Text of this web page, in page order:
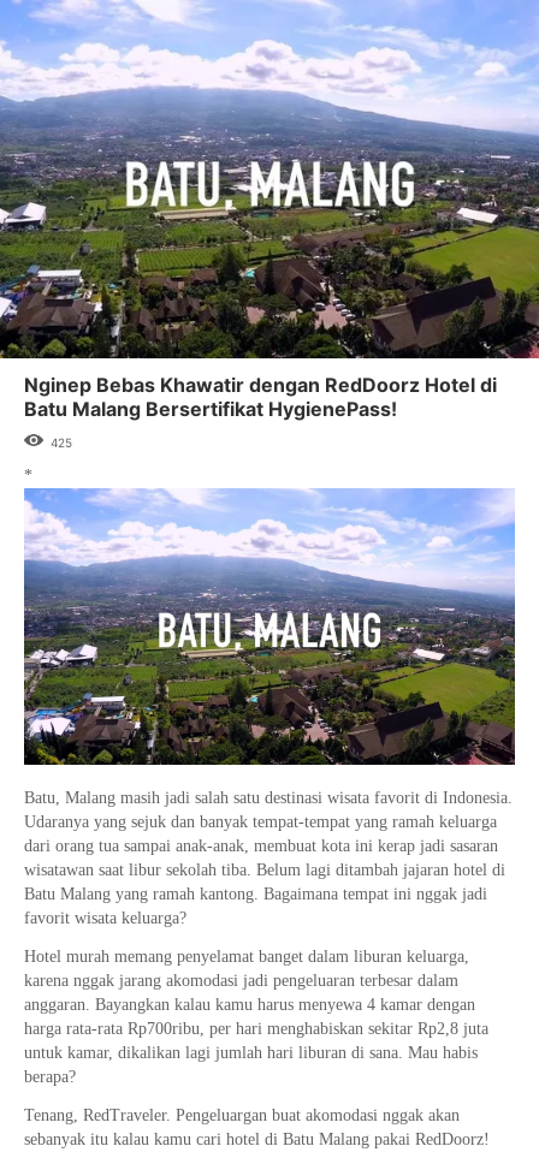
Nginep Bebas Khawatir dengan RedDoorz Hotel di
Batu Malang Bersertifikat HygienePass!
425
*
Batu, Malang masih jadi salah satu destinasi wisata favorit di Indonesia.
Udaranya yang sejuk dan banyak tempat-tempat yang ramah keluarga
dari orang tua sampai anak-anak, membuat kota ini kerap jadi sasaran
wisatawan saat libur sekolah tiba. Belum lagi ditambah jajaran hotel di
Batu Malang yang ramah kantong. Bagaimana tempat ini nggak jadi
favorit wisata keluarga?
Hotel murah memang penyelamat banget dalam liburan keluarga,
karena nggak jarang akomodasi jadi pengeluaran terbesar dalam
anggaran. Bayangkan kalau kamu harus menyewa 4 kamar dengan
harga rata-rata Rp700ribu, per hari menghabiskan sekitar Rp2,8 juta
untuk kamar, dikalikan lagi jumlah hari liburan di sana. Mau habis
berapa?
Tenang, RedTraveler. Pengeluargan buat akomodasi nggak akan
sebanyak itu kalau kamu cari hotel di Batu Malang pakai RedDoorz!